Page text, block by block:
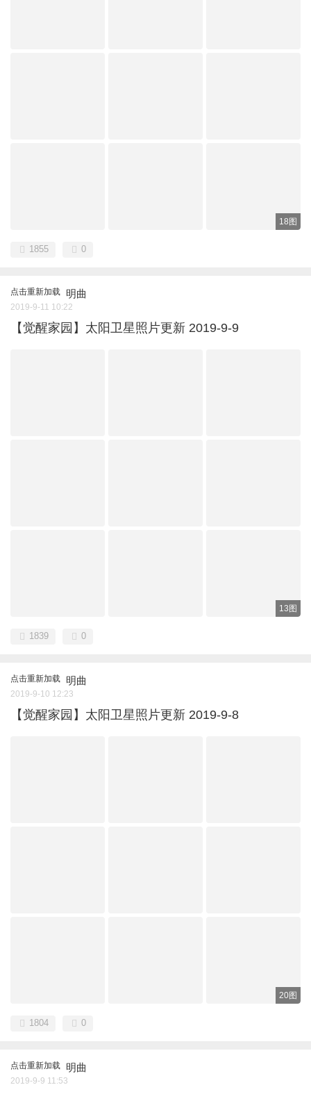
18图
1855 0
点击重新加载 明曲
2019-9-11 10:22
【觉醒家园】太阳卫星照片更新 2019-9-9
13图
1839 0
点击重新加载 明曲
2019-9-10 12:23
【觉醒家园】太阳卫星照片更新 2019-9-8
20图
1804 0
点击重新加载 明曲
2019-9-9 11:53